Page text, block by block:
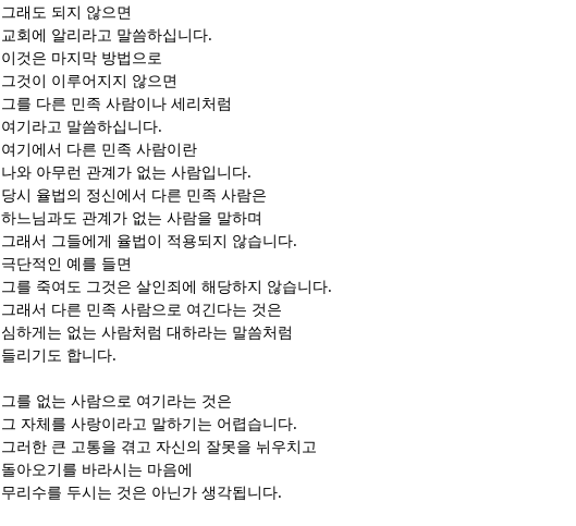
그래도 되지 않으면
교회에 알리라고 말씀하십니다.
이것은 마지막 방법으로
그것이 이루어지지 않으면
그를 다른 민족 사람이나 세리처럼
여기라고 말씀하십니다.
여기에서 다른 민족 사람이란
나와 아무런 관계가 없는 사람입니다.
당시 율법의 정신에서 다른 민족 사람은
하느님과도 관계가 없는 사람을 말하며
그래서 그들에게 율법이 적용되지 않습니다.
극단적인 예를 들면
그를 죽여도 그것은 살인죄에 해당하지 않습니다.
그래서 다른 민족 사람으로 여긴다는 것은
심하게는 없는 사람처럼 대하라는 말씀처럼
들리기도 합니다.
그를 없는 사람으로 여기라는 것은
그 자체를 사랑이라고 말하기는 어렵습니다.
그러한 큰 고통을 겪고 자신의 잘못을 뉘우치고
돌아오기를 바라시는 마음에
무리수를 두시는 것은 아닌가 생각됩니다.